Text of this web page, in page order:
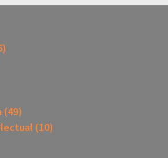
(49)
(10)